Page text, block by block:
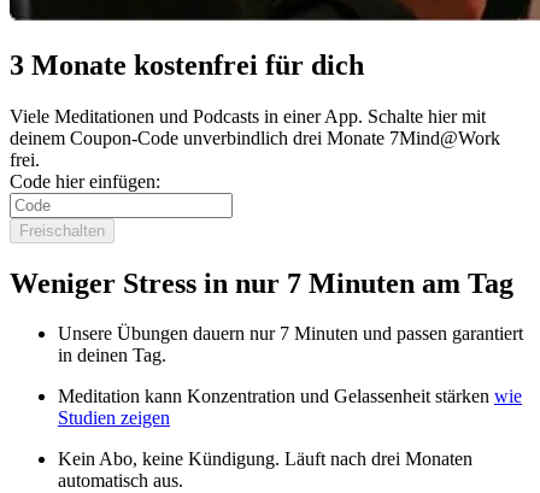
3 Monate kostenfrei für dich
Viele Meditationen und Podcasts in einer App. Schalte hier mit
deinem Coupon-Code unverbindlich drei Monate 7Mind@Work
frei.
Code hier einfügen:
Freischalten
Weniger Stress in nur 7 Minuten am Tag
Unsere Übungen dauern nur 7 Minuten und passen garantiert
in deinen Tag.
Meditation kann Konzentration und Gelassenheit stärken wie
Studien zeigen
Kein Abo, keine Kündigung. Läuft nach drei Monaten
automatisch aus.